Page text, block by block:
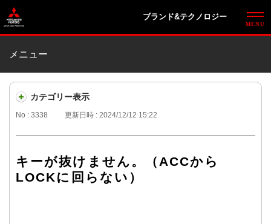
ブランド&テクノロジー
メニュー
カテゴリー表示
No : 3338 更新日時 : 2024/12/12 15:22
キーが抜けません。（ACCから
LOCKに回らない）